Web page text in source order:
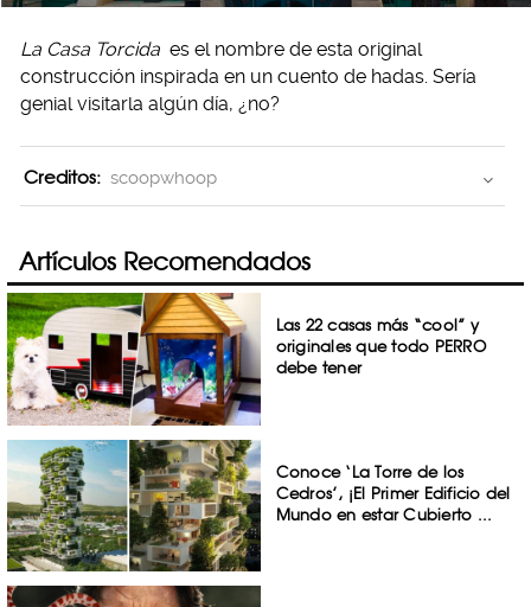
La Casa Torcida es el nombre de esta original
construcción inspirada en un cuento de hadas. Sería
genial visitarla algún día, ¿no?
Creditos: scoopwhoop
Artículos Recomendados
Las 22 casas más “cool” y
originales que todo PERRO
debe tener
Conoce ‘La Torre de los
Cedros’, ¡El Primer Edificio del
Mundo en estar Cubierto ...